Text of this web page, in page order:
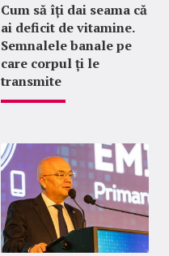
Cum să îți dai seama că
ai deficit de vitamine.
Semnalele banale pe
care corpul ți le
transmite